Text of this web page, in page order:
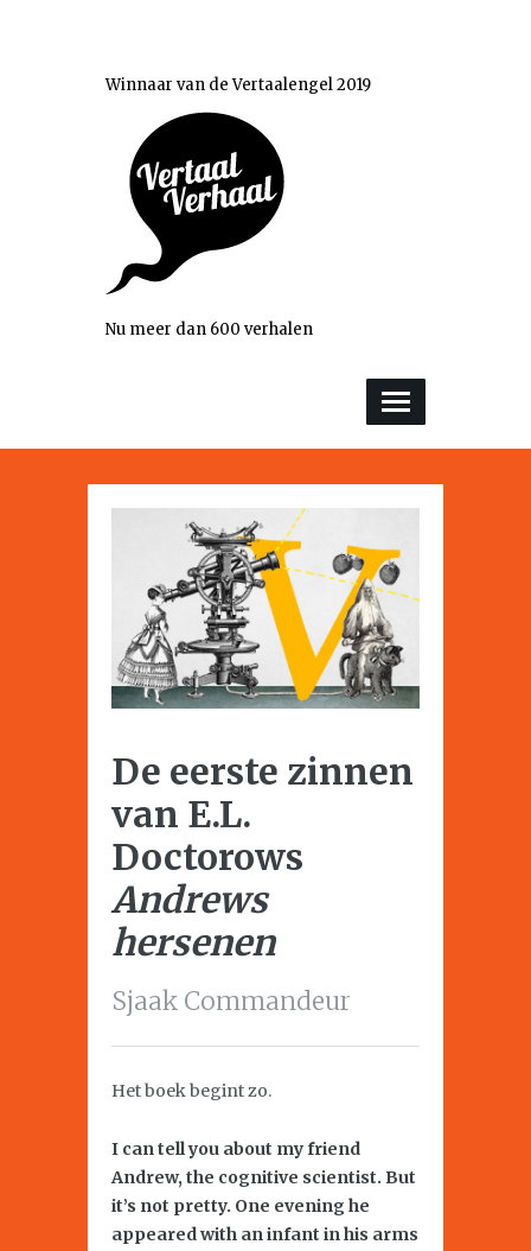
Winnaar van de Vertaalengel 2019
Nu meer dan 600 verhalen
De eerste zinnen
van E.L.
Doctorows
Andrews
hersenen
Sjaak Commandeur
Het boek begint zo.
I can tell you about my friend
Andrew, the cognitive scientist. But
it’s not pretty. One evening he
appeared with an infant in his arms